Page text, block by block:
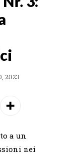
2023
a un
nei